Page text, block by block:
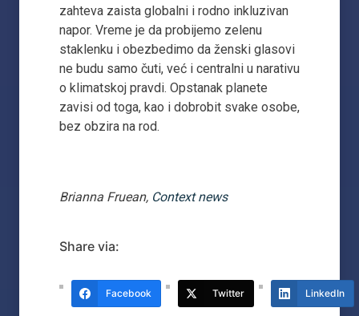
zahteva zaista globalni i rodno inkluzivan
napor. Vreme je da probijemo zelenu
staklenku i obezbedimo da ženski glasovi
ne budu samo čuti, već i centralni u narativu
o klimatskoj pravdi. Opstanak planete
zavisi od toga, kao i dobrobit svake osobe,
bez obzira na rod.
Brianna Fruean, Context news
Share via:
Facebook Twitter LinkedIn